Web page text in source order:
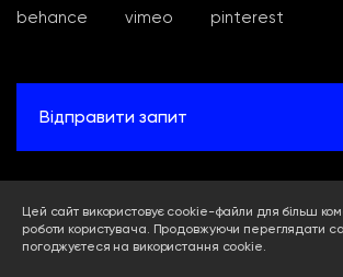
behance
vimeo pinterest
Відправити запит
Цей сайт використовує cookie-файли для більш
роботи користувача. Продовжуючи переглядати
погоджуєтеся на використання cookie.